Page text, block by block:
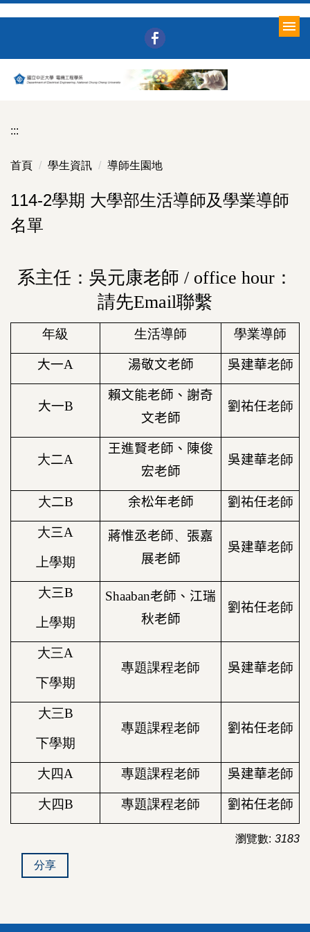
要
內
:::
首頁 學生資訊 導師生園地
114-2學期 大學部生活導師及學業導師
名單
系主任：吳元康老師 / office hour：
請先Email聯繫
年級 生活導師 學業導師
大一A 湯敬文老師 吳建華老師
大一B
賴文能老師、謝奇
文老師
劉祐任老師
大二A
王進賢老師 、陳俊
宏老師
吳建華老師
大二B 余松年老師 劉祐任老師
大三A
上學期
蔣惟丞老師、 張嘉
展老師
吳建華老師
大三B
上學期
Shaaban老師、江瑞
秋老師
劉祐任老師
大三A
下學期
專題課程老師 吳建華老師
大三B
下學期
專題課程老師 劉祐任老師
大四A 專題課程老師 吳建華老師
大四B 專題課程老師 劉祐任老師
瀏覽數: 3183
分享